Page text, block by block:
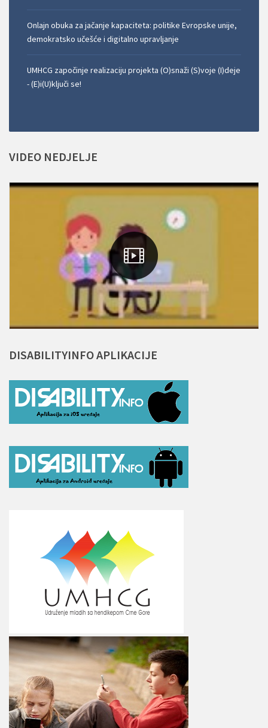
Onlajn obuka za jačanje kapaciteta: politike Evropske unije,
demokratsko učešće i digitalno upravljanje
UMHCG započinje realizaciju projekta (O)snaži (S)voje (I)deje
- (E)i(U)ključi se!
VIDEO NEDJELJE
DISABILITYINFOAPLIKACIJE